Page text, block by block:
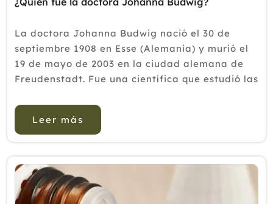
La doctora Johanna Budwig nació el 30 de
septiembre 1908 en Esse (Alemania) y murió el
19 de mayo de 2003 en la ciudad alemana de
Freudenstadt. Fue una científica que estudió las
incluso su relación con el c&aacut...
Leer más